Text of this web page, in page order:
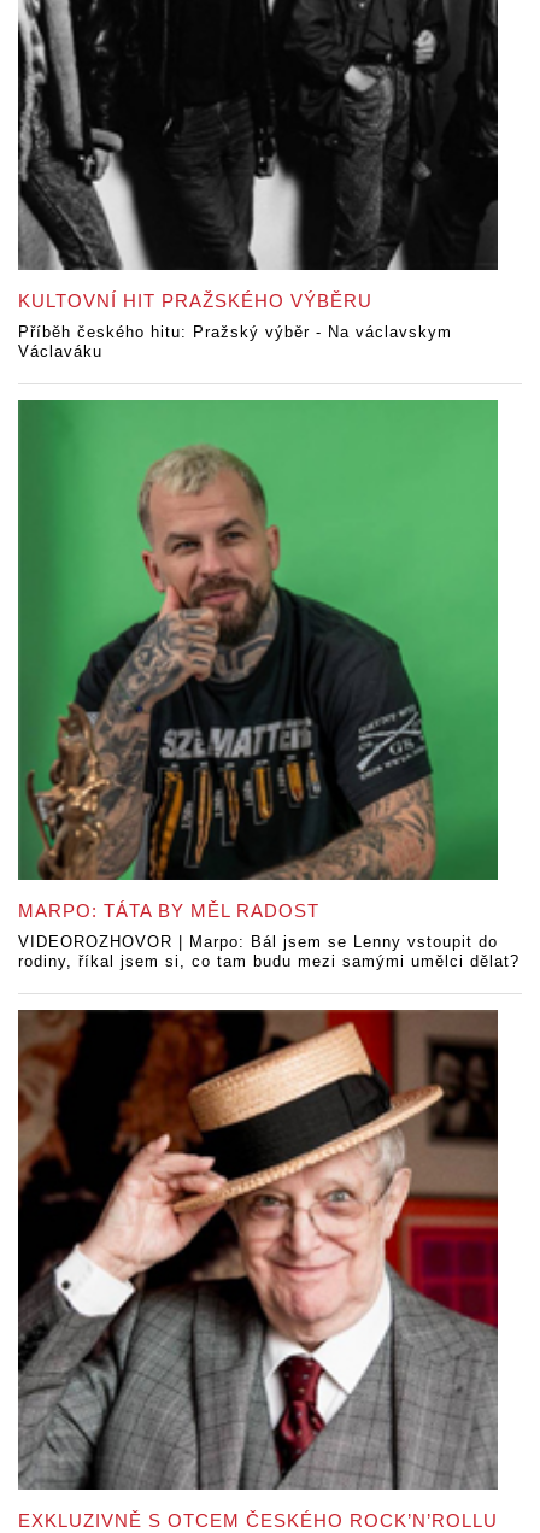
KULTOVNÍ HIT PRAŽSKÉHO VÝBĚRU
Příběh českého hitu: Pražský výběr - Na václavskym
Václaváku
MARPO: TÁTA BY MĚL RADOST
VIDEOROZHOVOR | Marpo: Bál jsem se Lenny vstoupit do
rodiny, říkal jsem si, co tam budu mezi samými umělci dělat?
EXKLUZIVNĚ S OTCEM ČESKÉHO ROCK’N’ROLLU